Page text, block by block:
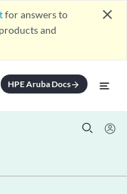
for answers to
and
close
HPE Aruba Docsarrow_forward